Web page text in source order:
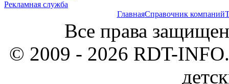
Рекламная служба
ГлавнаяСправочник компаний
Все права
© 2009 - 2026 RDT-